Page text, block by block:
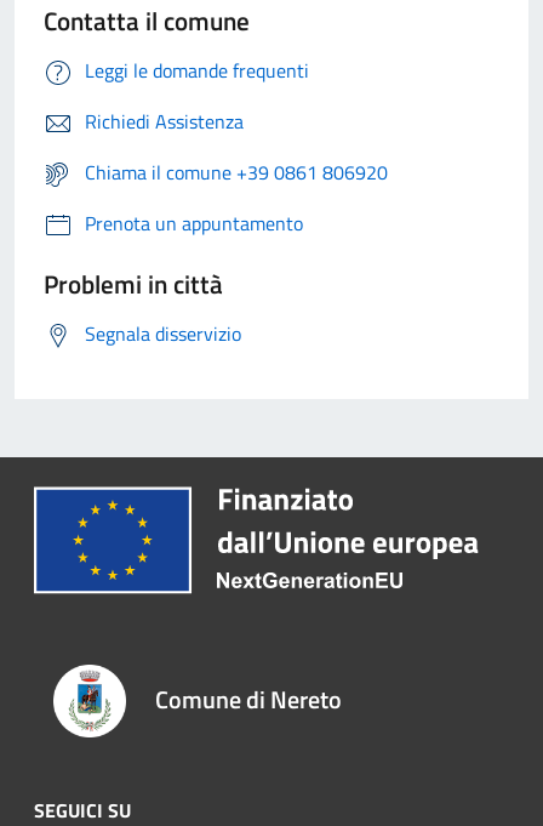
Contatta il comune
Leggi le domande frequenti
Richiedi Assistenza
Chiama il comune +39 0861 806920
Prenota un appuntamento
Problemi in città
Segnala disservizio
Comune di Nereto
SEGUICI SU